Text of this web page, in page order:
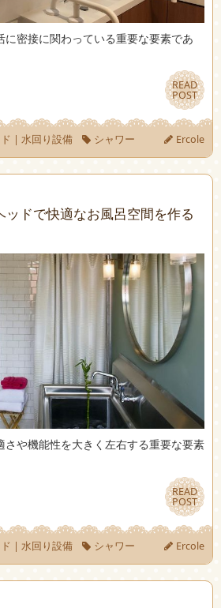
密接に関わっている重要な要素であ
READ
POST
READ
POST
| 水回り設備 シャワー Ercole
ッドで快適なお風呂空間を作る
さや機能性を大きく左右する重要な要素
READ
POST
READ
POST
| 水回り設備 シャワー Ercole